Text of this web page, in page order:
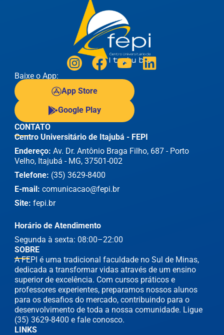
Baixe o App:
App Store
Google Play
SOBRE
A FEPI é uma tradicional faculdade no Sul de Minas,
dedicada a transformar vidas através de um ensino
superior de excelência. Com cursos práticos e
professores experientes, preparamos nossos alunos
para os desafios do mercado, contribuindo para o
desenvolvimento de toda a nossa comunidade. Ligue
(35) 3629-8400 e fale conosco.
LINKS
CONTATO
Centro Universitário de Itajubá - FEPI
Endereço: Av. Dr. Antônio Braga Filho, 687 - Porto
Velho, Itajubá - MG, 37501-002
Telefone: (35) 3629-8400
E-mail: comunicacao@fepi.br
Site: fepi.br
Horário de Atendimento
Segunda à sexta: 08:00–22:00